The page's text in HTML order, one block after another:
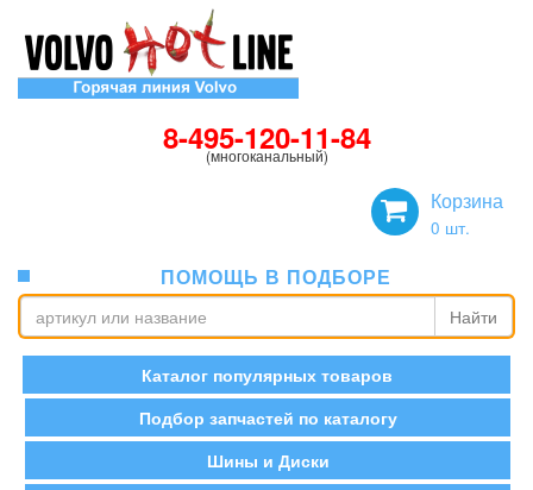
8-495-120-11-84
(многоканальный)
Корзина
0 шт.
ПОМОЩЬ В ПОДБОРЕ
Найти
Каталог популярных товаров
Подбор запчастей по каталогу
Шины и Диски